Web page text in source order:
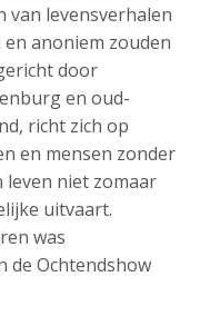
van levensverhalen
anoniem zouden
door
en oud-
richt zich op
en mensen zonder
leven niet zomaar
uitvaart.
was
de Ochtendshow